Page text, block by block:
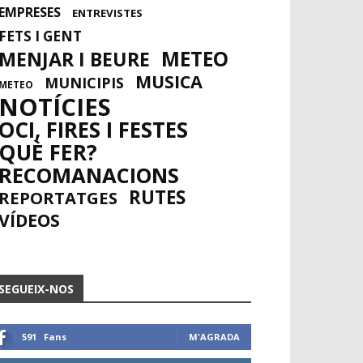
ENTREVISTES
I GENT
I BEURE METEO
MUNICIPIS MUSICA
FIRES I FESTES
FER?
RUTES
NOS
591 Fans M'AGRADA